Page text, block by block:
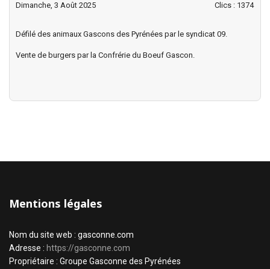
Dimanche, 3 Août 2025 Clics : 1374
Défilé des animaux Gascons des Pyrénées par le syndicat 09.
Vente de burgers par la Confrérie du Boeuf Gascon.
Mentions légales
Nom du site web : gasconne.com
Adresse : https://gasconne.com
Propriétaire : Groupe Gasconne des Pyrénées